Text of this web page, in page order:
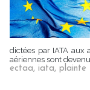
dictées par IATA aux
aériennes sont
ectaa, iata, plainte